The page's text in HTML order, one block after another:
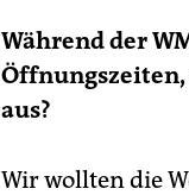
Während der
aus?
Wir wollten die